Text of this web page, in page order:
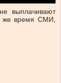
выплачивают
же время СМИ,